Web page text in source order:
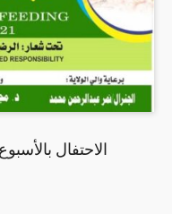
الاحتفال